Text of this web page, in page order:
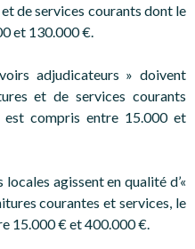
de services courants dont le
et 130.000 €.
adjudicateurs » doivent
et de services courants
compris entre 15.000 et
agissent en qualité d’«
courantes et services, le
15.000 € et 400.000 €.